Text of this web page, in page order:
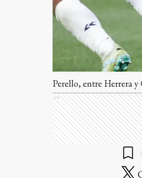
Perello, entre Herrera y
Ads